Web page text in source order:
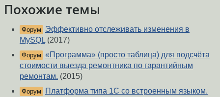
Похожие темы
Форум
Эффективно отслеживать изменения в
MySQL (2017)
Форум «Программа» (просто таблица) для подсчёта
стоимости выезда ремонтника по гарантийным
ремонтам. (2015)
Форум
Платформа типа 1С со встроенным языком.